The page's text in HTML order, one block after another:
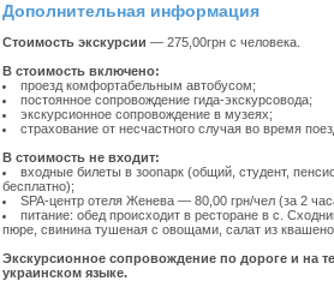
Дополнительная информация
Стоимость экскурсии — 275,00грн с человека.
В стоимость включено:
проезд комфортабельным автобусом;
постоянное сопровождение гида-экскурсовода;
экскурсионное сопровождение в музеях;
страхование от несчастного случая во время
В стоимость не входит:
входные билеты в зоопарк (общий, студент,
бесплатно);
SPA-центр отеля Женева — 80,00 грн/чел (за 2
питание: обед происходит в ресторане в с.
пюре, свинина тушеная с овощами, салат из
Экскурсионное сопровождение по дороге и на
украинском языке.